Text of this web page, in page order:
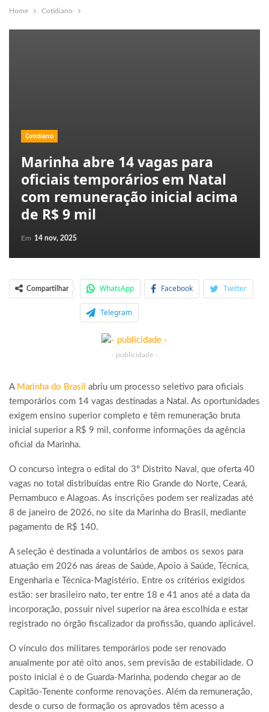
Home Cotidiano
Cotidiano
Marinha abre 14 vagas para
oficiais temporários em Natal
com remuneração inicial acima
de R$ 9 mil
Em 14 nov, 2025
Compartilhar WhatsApp Facebook Twitter
Telegram
- publicidade -
A Marinha do Brasil abriu um processo seletivo para oficiais
temporários com 14 vagas destinadas a Natal. As oportunidades
exigem ensino superior completo e têm remuneração bruta
inicial superior a R$ 9 mil, conforme informações da agência
oficial da Marinha.
O concurso integra o edital do 3º Distrito Naval, que oferta 40
vagas no total distribuídas entre Rio Grande do Norte, Ceará,
Pernambuco e Alagoas. As inscrições podem ser realizadas até
8 de janeiro de 2026, no site da Marinha do Brasil, mediante
pagamento de R$ 140.
A seleção é destinada a voluntários de ambos os sexos para
atuação em 2026 nas áreas de Saúde, Apoio à Saúde, Técnica,
Engenharia e Técnica-Magistério. Entre os critérios exigidos
estão: ser brasileiro nato, ter entre 18 e 41 anos até a data da
incorporação, possuir nível superior na área escolhida e estar
registrado no órgão fiscalizador da profissão, quando aplicável.
O vínculo dos militares temporários pode ser renovado
anualmente por até oito anos, sem previsão de estabilidade. O
posto inicial é o de Guarda-Marinha, podendo chegar ao de
Capitão-Tenente conforme renovações. Além da remuneração,
desde o curso de formação os aprovados têm acesso a